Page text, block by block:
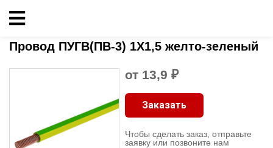
проводниковая
Сантехника
Главная
Провод ПУГВ(ПВ-3) 1X1,5 желто-зеленый
от 13,9 ₽
Заказать
Чтобы сделать заказ, отправьте
заявку или позвоните нам